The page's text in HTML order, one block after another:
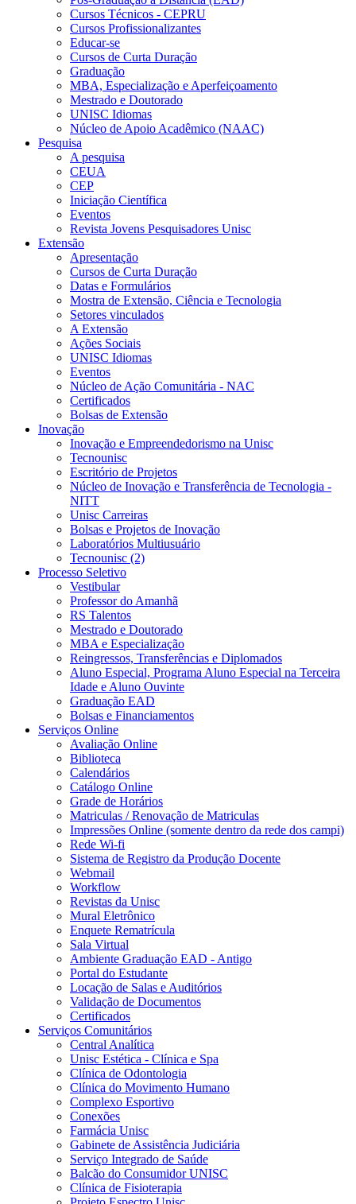
Cursos Técnicos - CEPRU
Cursos Profissionalizantes
Educar-se
Cursos de Curta Duração
Graduação
MBA, Especialização e Aperfeiçoamento
Mestrado e Doutorado
UNISC Idiomas
Núcleo de Apoio Acadêmico (NAAC)
Pesquisa
A pesquisa
CEUA
CEP
Iniciação Científica
Eventos
Revista Jovens Pesquisadores Unisc
Extensão
Apresentação
Cursos de Curta Duração
Datas e Formulários
Mostra de Extensão, Ciência e Tecnologia
Setores vinculados
A Extensão
Ações Sociais
UNISC Idiomas
Eventos
Núcleo de Ação Comunitária - NAC
Certificados
Bolsas de Extensão
Inovação
Inovação e Empreendedorismo na Unisc
Tecnounisc
Escritório de Projetos
Núcleo de Inovação e Transferência de Tecnologia -
NITT
Unisc Carreiras
Bolsas e Projetos de Inovação
Laboratórios Multiusuário
Tecnounisc (2)
Processo Seletivo
Vestibular
Professor do Amanhã
RS Talentos
Mestrado e Doutorado
MBA e Especialização
Reingressos, Transferências e Diplomados
Aluno Especial, Programa Aluno Especial na Terceira
Idade e Aluno Ouvinte
Graduação EAD
Bolsas e Financiamentos
Serviços Online
Avaliação Online
Biblioteca
Calendários
Catálogo Online
Grade de Horários
Matriculas / Renovação de Matriculas
Impressões Online (somente dentro da rede dos campi)
Rede Wi-fi
Sistema de Registro da Produção Docente
Webmail
Workflow
Revistas da Unisc
Mural Eletrônico
Enquete Rematrícula
Sala Virtual
Ambiente Graduação EAD - Antigo
Portal do Estudante
Locação de Salas e Auditórios
Validação de Documentos
Certificados
Serviços Comunitários
Central Analítica
Unisc Estética - Clínica e Spa
Clínica de Odontologia
Clínica do Movimento Humano
Complexo Esportivo
Conexões
Farmácia Unisc
Gabinete de Assistência Judiciária
Serviço Integrado de Saúde
Balcão do Consumidor UNISC
Clínica de Fisioterapia